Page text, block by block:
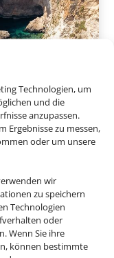
Technologien, um
und die
anzupassen.
Ergebnisse zu messen,
oder um unsere
wir
zu speichern
Technologien
oder
Wenn Sie ihre
können bestimmte